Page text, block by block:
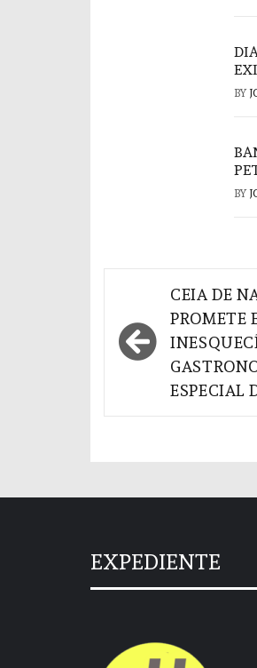
BY
BY
Navegação
de
Post
CEIA DE
PROMETE
ESPECIAL
EXPEDIENTE